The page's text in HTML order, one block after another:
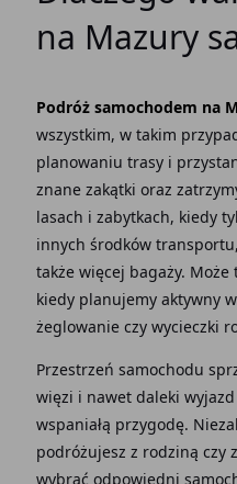
na Mazury
Podróż samochodem na
wszystkim, w takim
planowaniu trasy i
znane zakątki oraz
lasach i zabytkach, kiedy
innych środków
także więcej bagaży.
kiedy planujemy aktywny
żeglowanie czy wycieczki
Przestrzeń samochodu
więzi i nawet daleki
wspaniałą przygodę.
podróżujesz z rodziną czy
wybrać odpowiedni